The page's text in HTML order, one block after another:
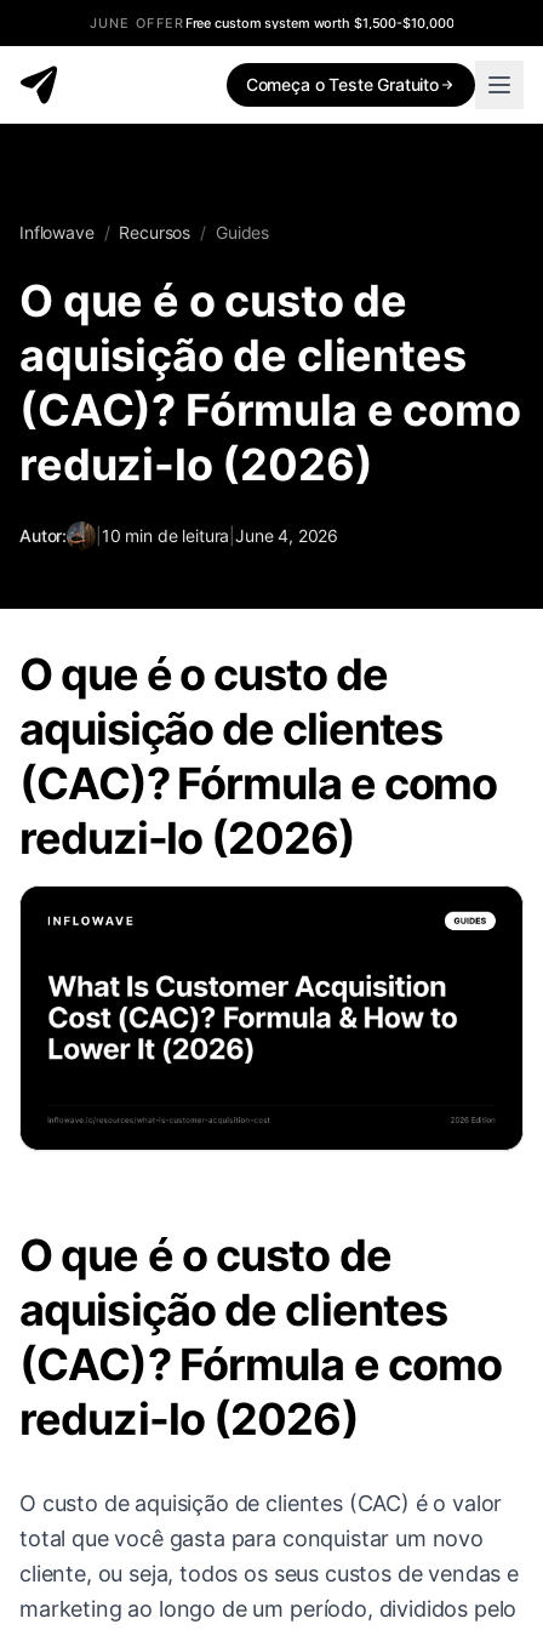
JUNE OFFERFree custom system worth $1,500-$10,000
Começa o Teste Gratuito
Inflowave / Recursos / Guides
O que é o custo de
aquisição de clientes
(CAC)? Fórmula e como
reduzi-lo (2026)
Autor: 10 min de leitura |June 4, 2026
O que é o custo de
aquisição de clientes
(CAC)? Fórmula e como
reduzi-lo (2026)
O que é o custo de
aquisição de clientes
(CAC)? Fórmula e como
reduzi-lo (2026)
O custo de aquisição de clientes (CAC) é o valor
total que você gasta para conquistar um novo
cliente, ou seja, todos os seus custos de vendas e
marketing ao longo de um período, divididos pelo